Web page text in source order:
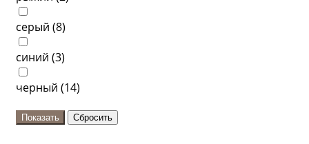
серый (8)
синий (3)
черный (14)